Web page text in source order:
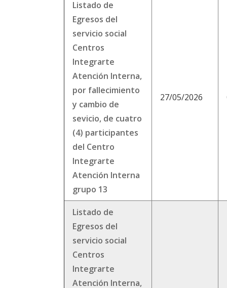
Listado de
Egresos del
servicio social
Centros
Integrarte
Atención Interna,
por fallecimiento
y cambio de
sevicio, de cuatro
(4) participantes
del Centro
Integrarte
Atención Interna
grupo 13
27/05/2026
Listado de
Egresos del
servicio social
Centros
Integrarte
Atención Interna,